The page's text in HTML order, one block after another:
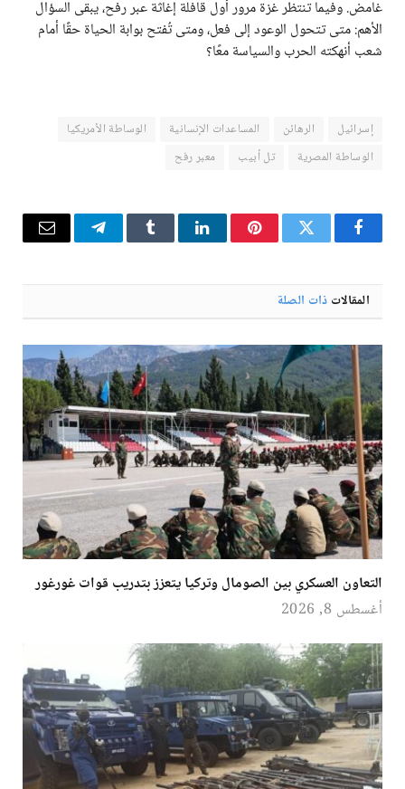
غامض. وفيما تنتظر غزة مرور أول قافلة إغاثة عبر رفح، يبقى السؤال
الأهم: متى تتحول الوعود إلى فعل، ومتى تُفتح بوابة الحياة حقًا أمام
شعب أنهكته الحرب والسياسة معًا؟
إسرائيل الرهائن المساعدات الإنسانية
الوساطة الأمريكيا
الوساطة المصرية
تل أبيب معبر رفح
فيسبوكتويتر بينتيريستلينكدإن Tumblr تيلقرام البريد
المقالات ذات الصلة
التعاون العسكري بين الصومال وتركيا يتعزز بتدريب قوات غورغور
أغسطس 8, 2026